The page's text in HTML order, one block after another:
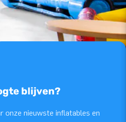
blijven?
onze nieuwste inflatables en